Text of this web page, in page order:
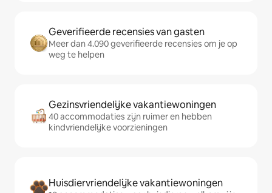
Geverifieerde recensies van gasten
Meer dan 4.090 geverifieerde recensies om je op
weg te helpen
Gezinsvriendelijke vakantiewoningen
40 accommodaties zijn ruimer en hebben
kindvriendelijke voorzieningen
Huisdiervriendelijke vakantiewoningen